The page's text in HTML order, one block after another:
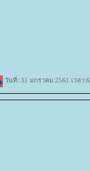
วันที่: 31 มกราคม 2561 เวลา